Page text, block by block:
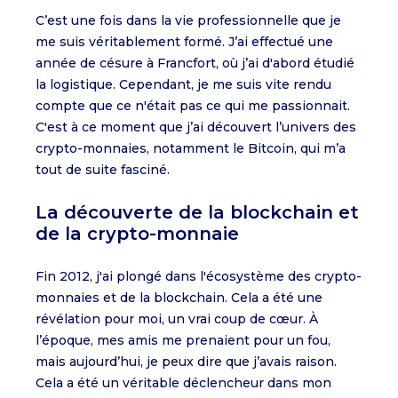
C’est une fois dans la vie professionnelle que je
me suis véritablement formé. J’ai effectué une
année de césure à Francfort, où j’ai d'abord étudié
la logistique. Cependant, je me suis vite rendu
compte que ce n'était pas ce qui me passionnait.
C'est à ce moment que j’ai découvert l’univers des
crypto-monnaies, notamment le Bitcoin, qui m’a
tout de suite fasciné.
La découverte de la blockchain et
de la crypto-monnaie
Fin 2012, j'ai plongé dans l'écosystème des crypto-
monnaies et de la blockchain. Cela a été une
révélation pour moi, un vrai coup de cœur. À
l’époque, mes amis me prenaient pour un fou,
mais aujourd’hui, je peux dire que j’avais raison.
Cela a été un véritable déclencheur dans mon